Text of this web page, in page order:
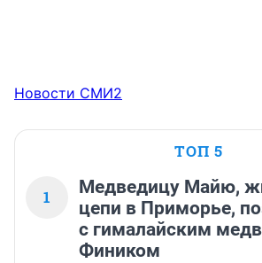
Новости СМИ2
ТОП 5
1
Медведицу Майю,
цепи в Приморье,
с гималайским
Фиником